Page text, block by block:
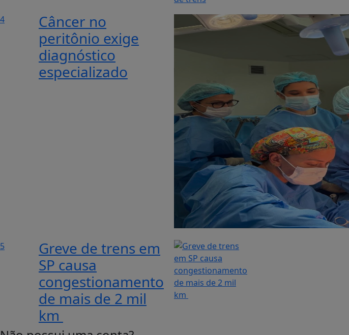
4
Câncer no
peritônio exige
diagnóstico
especializado
5
Greve de trens em
SP causa
congestionamento
de mais de 2 mil
km